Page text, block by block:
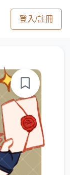
登入/註冊